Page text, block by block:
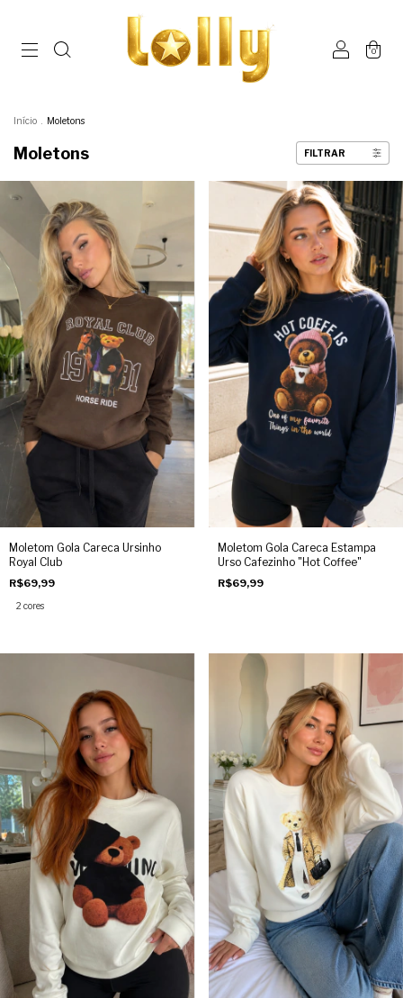
0
Início Moletons
Moletons FILTRAR
Moletom Gola Careca Ursinho
Royal Club
R$69,99
2 cores
Moletom Gola Careca Estampa
Urso Cafezinho "Hot Coffee"
R$69,99